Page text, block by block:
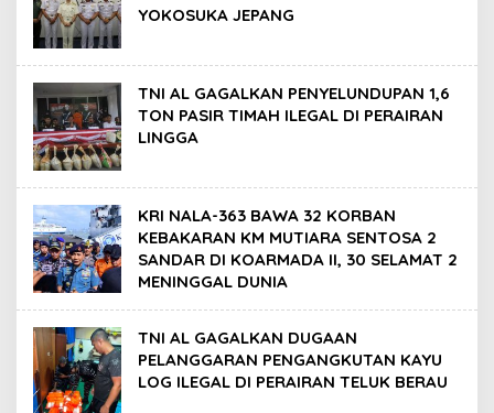
YOKOSUKA JEPANG
TNI AL GAGALKAN PENYELUNDUPAN 1,6
TON PASIR TIMAH ILEGAL DI PERAIRAN
LINGGA
KRI NALA-363 BAWA 32 KORBAN
KEBAKARAN KM MUTIARA SENTOSA 2
SANDAR DI KOARMADA II, 30 SELAMAT 2
MENINGGAL DUNIA
TNI AL GAGALKAN DUGAAN
PELANGGARAN PENGANGKUTAN KAYU
LOG ILEGAL DI PERAIRAN TELUK BERAU